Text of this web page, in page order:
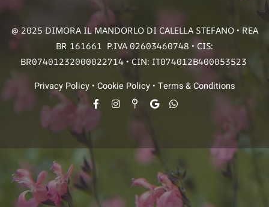
@ 2025 DIMORA IL MANDORLO DI CALELLA STEFANO • REA
BR 161661 P.IVA 02603460748 • CIS:
BR07401232000022714 • CIN: IT074012B400053523
Privacy Policy • Cookie Policy • Terms & Conditions